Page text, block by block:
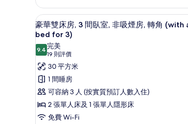
煙
房
(For
3
People,
Lower
Floor)
的
相
片
房,
非
吸
煙
(For
3
People,
Lower
Floor)
詳
情
載
入
所
有
豪
華
雙
床
房,
羽絨被、房內夾萬
11
豪華雙床房, 3 間臥室, 非吸煙房, 轉角 (with
bed for 3)
9.49.4 分，滿分 10 分
完美
19 則評價
(19
則
評
價)
30 平方米
1 間睡房
可容納 3 人 (按實質預訂人數入住)
2 張單人床及 1 張單人隱形床
免費 Wi-Fi